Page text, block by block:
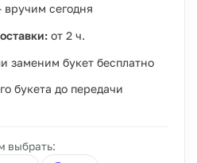
вручим сегодня
от 2 ч.
заменим букет бесплатно
букета до передачи
выбрать: